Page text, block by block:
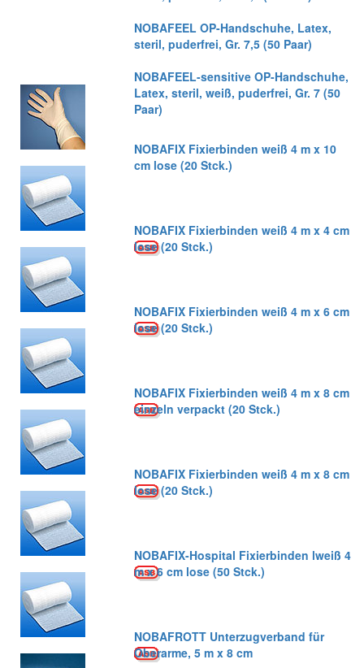
NOBAFEEL OP-Handschuhe, Latex,
steril, puderfrei, Gr. 7,5 (50 Paar)
NOBAFEEL-sensitive OP-Handschuhe,
Latex, steril, weiß, puderfrei, Gr. 7 (50
Paar)
NOBAFIX Fixierbinden weiß 4 m x 10
cm lose (20 Stck.)
NOBAFIX Fixierbinden weiß 4 m x 4 cm
lose (20 Stck.)
NOBAFIX Fixierbinden weiß 4 m x 6 cm
lose (20 Stck.)
NOBAFIX Fixierbinden weiß 4 m x 8 cm
einzeln verpackt (20 Stck.)
NOBAFIX Fixierbinden weiß 4 m x 8 cm
lose (20 Stck.)
NOBAFIX-Hospital Fixierbinden lweiß 4
m x 6 cm lose (50 Stck.)
NOBAFROTT Unterzugverband für
Oberarme, 5 m x 8 cm